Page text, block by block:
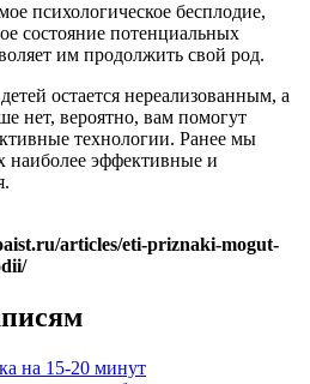
психологическое бесплодие,
состояние потенциальных
им продолжить свой род.
остается нереализованным, а
нет, вероятно, вам помогут
технологии. Ранее мы
наиболее эффективные и
articles/eti-priznaki-mogut-
на 15-20 минут